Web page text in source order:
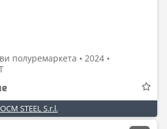
полуремаркета • 2024 •
OCM STEEL S.r.l.